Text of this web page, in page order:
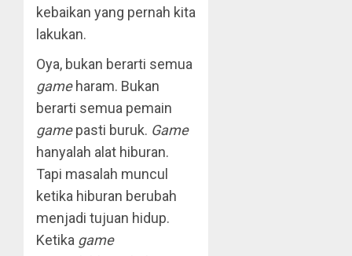
kebaikan yang pernah kita
lakukan.
Oya, bukan berarti semua
gameharam. Bukan
berarti semua pemain
gamepasti buruk. Game
hanyalah alat hiburan.
Tapi masalah muncul
ketika hiburan berubah
menjadi tujuan hidup.
Ketika game